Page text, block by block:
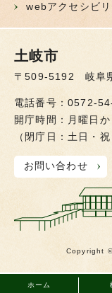
ホーム
webアクセシビリ
土岐市
〒509-5192 岐阜
電話番号：0572-
開庁時間：月曜日
（閉庁日：土日・
お問い合わせ
Copyright